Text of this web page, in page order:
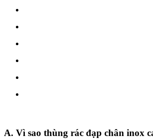
A. Vì sao thùng rác đạp chân inox